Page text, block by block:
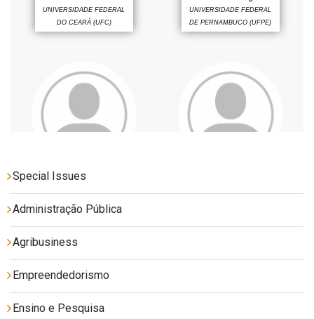
Special Issues
Administração Pública
Agribusiness
Empreendedorismo
Ensino e Pesquisa